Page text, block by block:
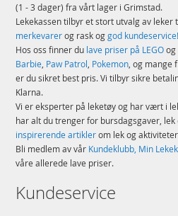
EAN
Merke LEGO
(1 - 3 dager) fra vårt lager i Grimstad.
Lekekassen tilbyr et stort utvalg av leker
merkevarerog rask oggod kundeservice!
Hos oss finner du lave priser på LEGOog
Barbie, Paw Patrol, Pokemon, og mange
er du sikret best pris. Vi tilbyr sikre
Klarna.
Vi er eksperter på leketøy og har vært i
har alt du trenger for bursdagsgaver,
inspirerende artiklerom lek og
Bli medlem av vår Kundeklubb, Min
våre allerede lave priser.
Kundeservice